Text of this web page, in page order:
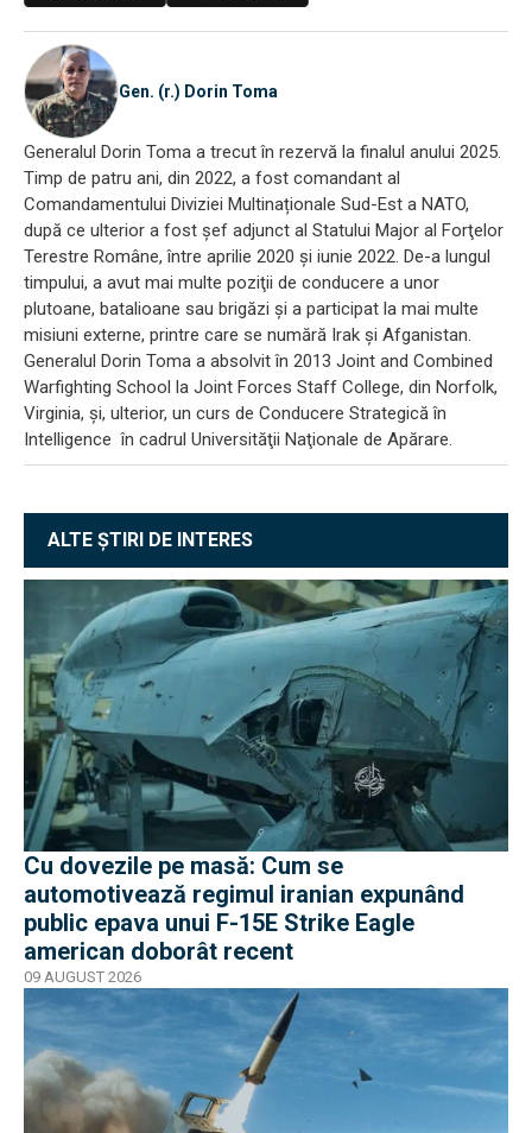
Gen. (r.) Dorin Toma
Generalul Dorin Toma a trecut în rezervă la finalul anului 2025.
Timp de patru ani, din 2022, a fost comandant al
Comandamentului Diviziei Multinaționale Sud-Est a NATO,
după ce ulterior a fost şef adjunct al Statului Major al Forţelor
Terestre Române, între aprilie 2020 şi iunie 2022. De-a lungul
timpului, a avut mai multe poziţii de conducere a unor
plutoane, batalioane sau brigăzi şi a participat la mai multe
misiuni externe, printre care se numără Irak şi Afganistan.
Generalul Dorin Toma a absolvit în 2013 Joint and Combined
Warfighting School la Joint Forces Staff College, din Norfolk,
Virginia, şi, ulterior, un curs de Conducere Strategică în
Intelligence în cadrul Universităţii Naţionale de Apărare.
ALTE ȘTIRI DE INTERES
Cu dovezile pe masă: Cum se
automotivează regimul iranian expunând
public epava unui F-15E Strike Eagle
american doborât recent
09 AUGUST 2026